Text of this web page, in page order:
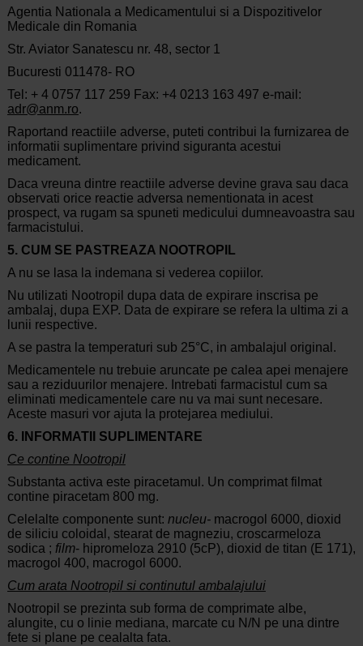
Agentia Nationala a Medicamentului si a Dispozitivelor
Medicale din Romania
Str. Aviator Sanatescu nr. 48, sector 1
Bucuresti 011478- RO
Tel: + 4 0757 117 259 Fax: +4 0213 163 497 e-mail:
adr@anm.ro.
Raportand reactiile adverse, puteti contribui la furnizarea de
informatii suplimentare privind siguranta acestui
medicament.
Daca vreuna dintre reactiile adverse devine grava sau daca
observati orice reactie adversa nementionata in acest
prospect, va rugam sa spuneti medicului dumneavoastra sau
farmacistului.
5. CUM SE PASTREAZA NOOTROPIL
A nu se lasa la indemana si vederea copiilor.
Nu utilizati Nootropil dupa data de expirare inscrisa pe
ambalaj, dupa EXP. Data de expirare se refera la ultima zi a
lunii respective.
A se pastra la temperaturi sub 25°C, in ambalajul original.
Medicamentele nu trebuie aruncate pe calea apei menajere
sau a reziduurilor menajere. Intrebati farmacistul cum sa
eliminati medicamentele care nu va mai sunt necesare.
Aceste masuri vor ajuta la protejarea mediului.
6. INFORMATII SUPLIMENTARE
Ce contine Nootropil
Substanta activa este piracetamul. Un comprimat filmat
contine piracetam 800 mg.
Celelalte componente sunt: nucleu-macrogol 6000, dioxid
de siliciu coloidal, stearat de magneziu, croscarmeloza
sodica ; film- hipromeloza 2910 (5cP), dioxid de titan (E 171),
macrogol 400, macrogol 6000.
Cum arata Nootropil si continutul ambalajului
Nootropil se prezinta sub forma de comprimate albe,
alungite, cu o linie mediana, marcate cu N/N pe una dintre
fete si plane pe cealalta fata.